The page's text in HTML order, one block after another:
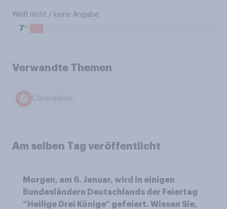
Weiß nicht / keine Angabe
7%
Verwandte Themen
Coronavirus
Am selben Tag veröffentlicht
Morgen, am 6. Januar, wird in einigen
Bundesländern Deutschlands der Feiertag
“Heilige Drei Könige” gefeiert. Wissen Sie,